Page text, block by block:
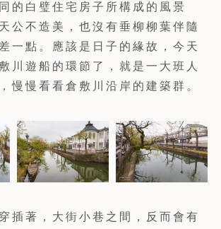
的白璧住宅房子所構成的風景
公不造美，也沒有垂柳柳葉伴隨
一點。應該是日子的緣故，今天
川遊船的環節了，就是一大班人
慢慢看看倉敷川沿岸的建築群。
插著，大街小巷之間，反而會有